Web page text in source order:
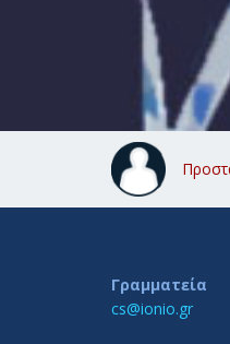
Γραμματεία
cs@ionio.gr